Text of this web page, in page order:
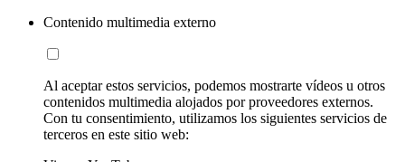
Contenido multimedia externo
Al aceptar estos servicios, podemos mostrarte vídeos u otros
contenidos multimedia alojados por proveedores externos.
Con tu consentimiento, utilizamos los siguientes servicios de
terceros en este sitio web: